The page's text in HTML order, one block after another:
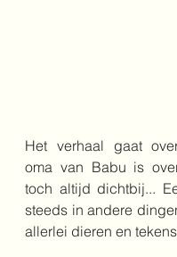
Het verhaal gaat
oma van Babu is
toch altijd dichtbij...
steeds in andere
allerlei dieren en